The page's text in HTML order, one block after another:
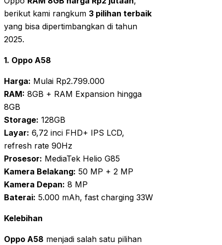
berikut kami rangkum 3 pilihan terbaik
yang bisa dipertimbangkan di tahun
2025.
1. Oppo A58
Harga: Mulai Rp2.799.000
RAM: 8GB + RAM Expansion hingga
8GB
Storage: 128GB
Layar: 6,72 inci FHD+ IPS LCD,
refresh rate 90Hz
Prosesor: MediaTek Helio G85
Kamera Belakang: 50 MP + 2 MP
Kamera Depan: 8 MP
Baterai: 5.000 mAh, fast charging 33W
Kelebihan
Oppo A58 menjadi salah satu pilihan